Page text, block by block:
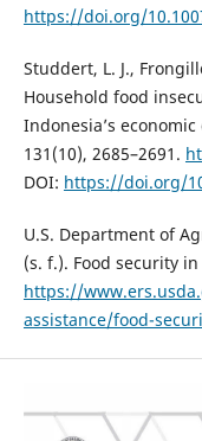
https://doi.org/
Studdert, L. J.,
Household food
Indonesia’s
131(10), 2685–2691.
DOI: https://doi.org/
U.S. Department of
(s. f.). Food security
https://
assistance/food-